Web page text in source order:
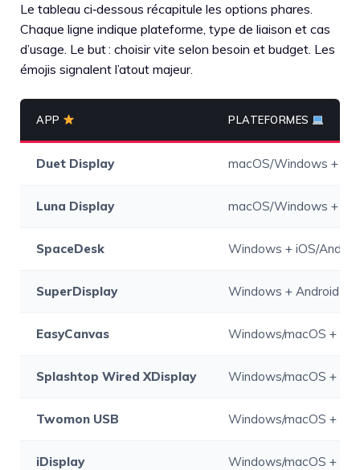
Le tableau ci‑dessous récapitule les options phares.
Chaque ligne indique plateforme, type de liaison et cas
d’usage. Le but : choisir vite selon besoin et budget. Les
émojis signalent l’atout majeur.
APP PLATEFORMES
Duet Display macOS/Windows +
Luna Display macOS/Windows +
SpaceDesk Windows + iOS/
SuperDisplay Windows + Android
EasyCanvas Windows/macOS +
Splashtop Wired XDisplay Windows/macOS +
Twomon USB Windows/macOS +
iDisplay Windows/macOS +